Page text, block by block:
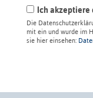
Ich akzeptiere
Die
mit ein und wurde im
sie hier einsehen: